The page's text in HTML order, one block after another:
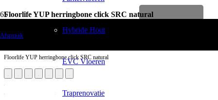
Afspraak
Hybride Hout
EVC Vloeren
Traprenovatie
Floorlife YUP herringbone click SRC natural
Floorlife YUP herringbone click SRC natural